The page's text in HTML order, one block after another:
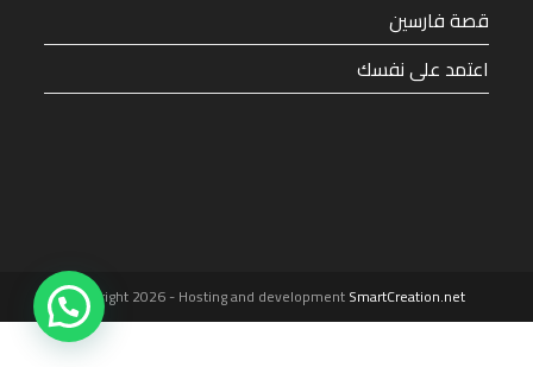
قصة فارسين
اعتمد على نفسك
Copyright 2026 - Hosting and developmentSmartCreation.net